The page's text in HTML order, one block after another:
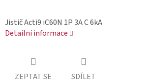
Jistič Acti9 iC60N 1P 3A C 6kA
Detailní informace
ZEPTAT SE SDÍLET